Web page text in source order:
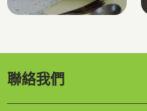
聯絡我們